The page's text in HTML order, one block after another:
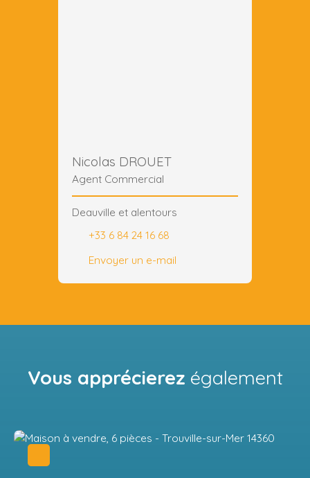
Nicolas DROUET
Agent Commercial
Deauville et alentours
+33 6 84 24 16 68
Envoyer un e-mail
Vous apprécierez également